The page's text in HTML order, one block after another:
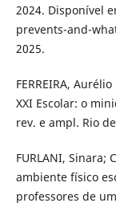
2024. Disponível
prevents-and-
2025.
FERREIRA,
XXI Escolar: o
rev. e ampl. Rio
FURLANI, Sinara;
ambiente físico
professores de